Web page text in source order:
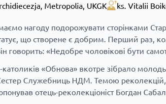
, Metropolia, UKGK ks. Vitalii
нагоду подорожувати сторінками
що створене є добрим. Перший раз,
говорить: «Недобре чоловікові бути
католиків «Обнова» вкотре зібрало
Служебниць НДМ. Темою реколекцій,
отець-реколекціоніст Богдан